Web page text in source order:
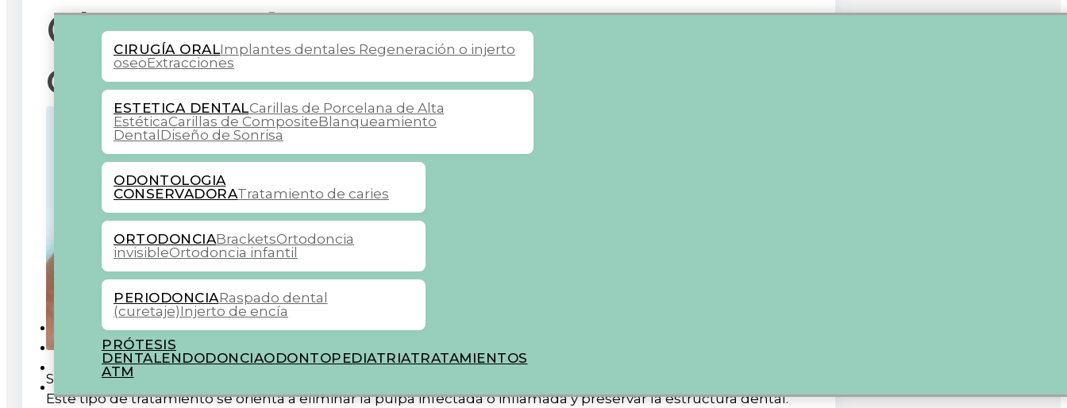
CIRUGÍA ORALImplantes dentales Regeneración o injerto
oseoExtracciones
ESTETICA DENTALCarillas de Porcelana de Alta
EstéticaCarillas de CompositeBlanqueamiento
Dental Diseño de Sonrisa
ODONTOLOGIA
CONSERVADORATratamiento de caries
ORTODONCIABracketsOrtodoncia
invisibleOrtodoncia infantil
PERIODONCIARaspado dental
(curetaje)Injerto de encía
PRÓTESIS
DENTALENDODONCIAODONTOPEDIATRIATRATAMIENTOS
ATM
COLABORADORES
Claves y síntomas a tener en
cuenta
Saber cuándo hacer una endodoncia
Este tipo de tratamiento se orienta a eliminar la pulpa infectada o inflamada y preservar la estructura dental.